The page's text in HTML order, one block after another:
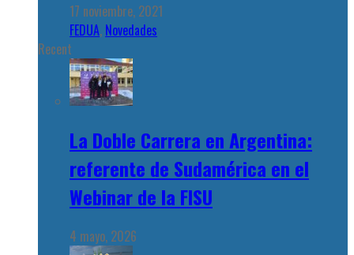
17 noviembre, 2021
FEDUA, Novedades
Recent
La Doble Carrera en Argentina:
referente de Sudamérica en el
Webinar de la FISU
4 mayo, 2026